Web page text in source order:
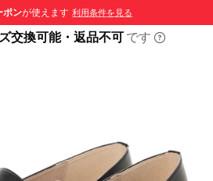
ポンが使えます 利用条件を見る
交換可能・返品不可 です